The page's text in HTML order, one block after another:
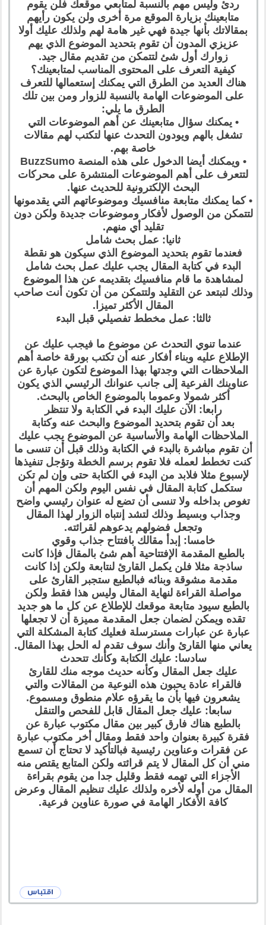
ردئ وليس مهم بالنسبة لمتابعي موقعك فلن يقوم
متابعينك بزيارة الموقع مرة أخرى ولن يكون رأيهم
بمقالاتك بأنها جيدة فهي غير هامة لهم ولذلك عليك أولا
عزيزي المدون أن تقوم بتحديد الموضوع الذي يهم
زوارك أول شئ لتتمكن من تقديم مقال جيد.
كيفية التعرف على المحتوى المناسب لمتابعينك؟
هناك العديد من الطرق التي يمكنك إستعمالها للتعرف
على الموضوعات الهامة بالنسبة للزوار ومن بين تلك
الطرق ما يلي:
• يمكنك سؤال متابعينك عن أهم الموضوعات التي
تشغل بالهم ويودون التحدث عنها لتكتب لهم مقالات
خاصة بهم.
• ويمكنك أيضا الدخول على هذه المنصة BuzzSumo
لتتعرف على أهم الموضوعات المنتشرة على محركات
البحث الإلكترونية للحديث عنها.
• كما يمكنك متابعة منافسيك وموضوعاتهم التي يقدمونها
لتتمكن من الوصول لأفكار وموضوعات جديدة ولكن دون
تقليد أي منهم.
ثانيا: عمل بحث شامل
فعندما تقوم بتحديد الموضوع الذي سيكون هو نقطة
البدء في كتابة المقال يجب عليك عمل بحث شامل
لمشاهدة ما قام منافسيك بتقديمه عن هذا الموضوع
وذلك لتبتعد عن التقليد ولتتمكن من أن تكون أنت صاحب
المقال الأكثر تميزا.
ثالثا: عمل مخطط تفصيلي قبل البدء
عندما تنوي التحدث عن موضوع ما فيجب عليك عن
الإطلاع عليه وبناء أفكار عنه أن تكتب بورقة خاصة أهم
الملاحظات التي وجدتها بهذا الموضوع لتكون عبارة عن
عناوينك الفرعية إلى جانب عنوانك الرئيسي الذي يكون
أكثر شمولا وعموما بالموضوع الخاص بالبحث.
رابعا: الآن عليك البدء في الكتابة ولا تنتظر
بعد أن تقوم بتحديد الموضوع والبحث عنه وكتابة
الملاحظات الهامة والأساسية عن الموضوع يجب عليك
أن تقوم مباشرة بالبدء في الكتابة وذلك قبل أن تنسى ما
كنت تخطط لعمله فلا تقوم برسم الخطة وتؤجل تنفيذها
لإسبوع مثلا فلابد من البدء في الكتابة حتى وإن لم تكن
ستكمل كتابة المقال في نفس اليوم ولكن المهم أن
تغوص بداخله ولا تنسى أن تضع له عنوان رئيسي واضح
وجذاب وبسيط وذلك لتشد إنتباه الزوار لهذا المقال
وتجعل فضولهم يدعوهم لقرائته.
خامسا: إبدأ مقالك بافتتاح جذاب وقوي
بالطبع المقدمة الإفتتاحية أهم شئ بالمقال فإذا كانت
ساذجة مثلا فلن يكمل القارئ لنتابعة ولكن إذا كانت
مقدمة مشوقة وبنائه فبالطبع ستجبر القارئ على
مواصلة القراءة لنهاية المقال وليس هذا فقط ولكن
بالطبع سيود متابعة موقعك للإطلاع عن كل ما هو جديد
تقده ويمكن لضمان جعل المقدمة مميزة أن لا تجعلها
عبارة عن عبارات مسترسلة فعليك كتابة المشكلة التي
يعاني منها القارئ وأنك سوف تقدم له الحل بهذا المقال.
سادسا: عليك الكتابة وكأنك تتحدث
عليك جعل المقال وكأنه حديث موجه منك للقارئ
فالقراء عادة يحبون هذه النوعية من المقالات والتي
يشعرون فيها بأن ما يقرؤه علام منطوق ومسموع.
سابعا: عليك جعل المقال قابل للفحص والتنقل
بالطبع هناك فارق كبير بين مقال مكتوب عبارة عن
فقرة كبيرة بعنوان واحد فقط ومقال أخر مكتوب عبارة
عن فقرات وعناوين رئيسية فبالتأكيد لا تحتاج أن تسمع
مني أن كل المقال لا يتم قرائته ولكن المتابع يقتص منه
الأجزاء التي تهمه فقط وقليل جدا من يقوم بقراءة
المقال من أوله لأخره ولذلك عليك تنظيم المقال وعرض
كافة الأفكار الهامة في صورة عناوين فرعية.